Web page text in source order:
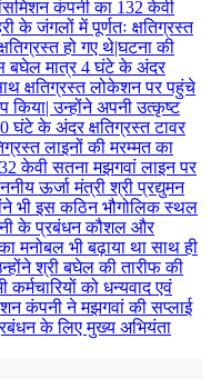
कंपनी का 132 केवी
के जंगलों में पूर्णतः क्षतिग्रस्त
हो गए थे|घटना की
बघेल मात्र 4 घंटे के अंदर
क्षतिग्रस्त लोकेशन पर पहुंचे
किया| उन्होंने अपनी उत्कृष्ट
घंटे के अंदर क्षतिग्रस्त टावर
लाइनों की मरम्मत का
केवी सतना मझगवां लाइन पर
ऊर्जा मंत्री श्री प्रद्युमन
भी इस कठिन भौगोलिक स्थल
के प्रबंधन कौशल और
मनोबल भी बढ़ाया था साथ ही
श्री बघेल की तारीफ की
को धन्यवाद एवं
कंपनी ने मझगवां की सप्लाई
के लिए मुख्य अभियंता